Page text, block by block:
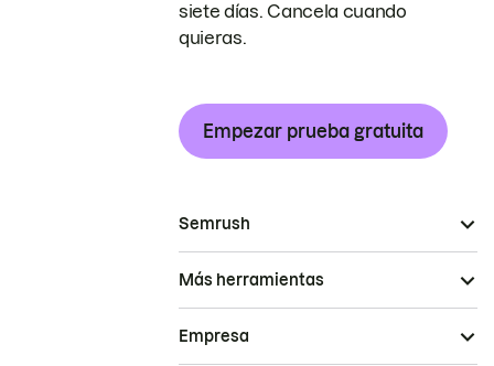
siete días. Cancela cuando
quieras.
Empezar prueba gratuita
Semrush
Más herramientas
Empresa